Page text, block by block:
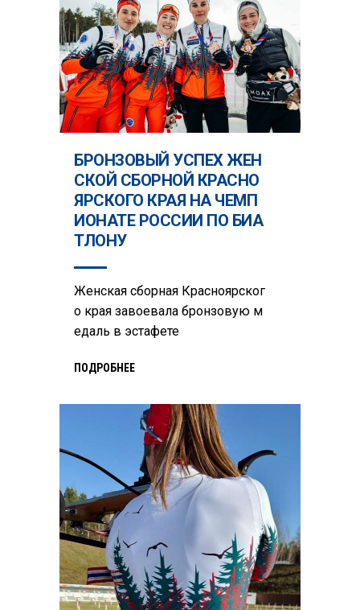
БРОНЗОВЫЙ УСПЕХ ЖЕН
СКОЙ СБОРНОЙ КРАСНО
ЯРСКОГО КРАЯ НА ЧЕМП
ИОНАТЕ РОССИИ ПО БИА
ТЛОНУ
Женская сборная Красноярског
о края завоевала бронзовую м
едаль в эстафете
ПОДРОБНЕЕ